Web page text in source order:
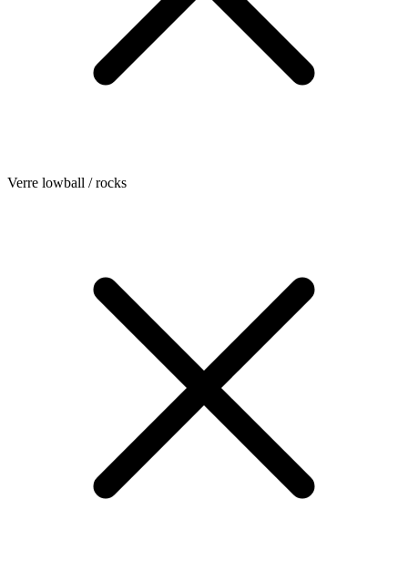
Verre lowball / rocks